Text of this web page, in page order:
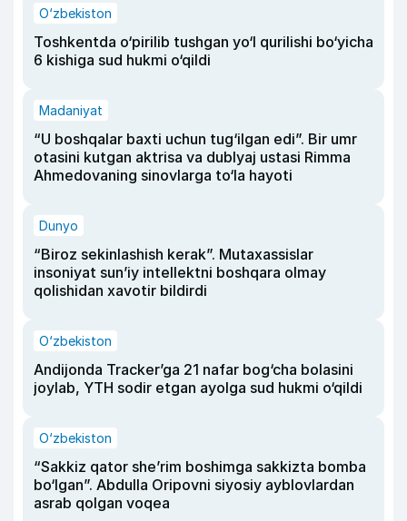
O‘zbekiston
Toshkentda o‘pirilib tushgan yo‘l qurilishi bo‘yicha
6 kishiga sud hukmi o‘qildi
Madaniyat
“U boshqalar baxti uchun tug‘ilgan edi”. Bir umr
otasini kutgan aktrisa va dublyaj ustasi Rimma
Ahmedovaning sinovlarga to‘la hayoti
Dunyo
“Biroz sekinlashish kerak”. Mutaxassislar
insoniyat sun’iy intellektni boshqara olmay
qolishidan xavotir bildirdi
O‘zbekiston
Andijonda Tracker’ga 21 nafar bog‘cha bolasini
joylab, YTH sodir etgan ayolga sud hukmi o‘qildi
O‘zbekiston
“Sakkiz qator she’rim boshimga sakkizta bomba
bo‘lgan”. Abdulla Oripovni siyosiy ayblovlardan
asrab qolgan voqea